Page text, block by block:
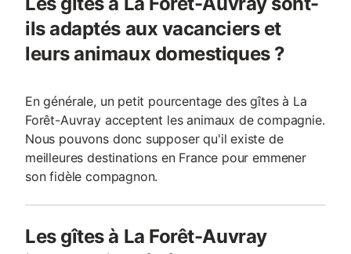
ils adaptés aux vacanciers et
leurs animaux domestiques ?
En générale, un petit pourcentage des gîtes à La
Forêt-Auvray acceptent les animaux de compagnie.
Nous pouvons donc supposer qu'il existe de
meilleures destinations en France pour emmener
son fidèle compagnon.
Les gîtes à La Forêt-Auvray